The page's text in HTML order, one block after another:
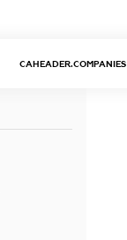
CAHEADER.COMPANIES